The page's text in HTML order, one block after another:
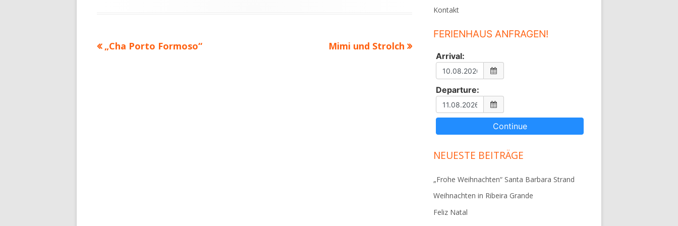
Beitragsnavigation
Vorheriger
„Cha Porto Formoso“
Nächster
Mimi und Strolch
Kontakt
FERIENHAUS ANFRAGEN!
Arrival:
Departure:
NEUESTE BEITRÄGE
„Frohe Weihnachten“ Santa Barbara Strand
Weihnachten in Ribeira Grande
Feliz Natal